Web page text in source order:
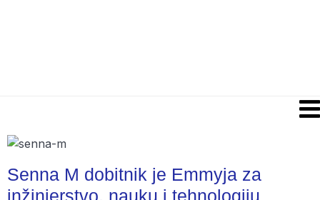
Senna M dobitnik je Emmyja za
inžinjerstvo, nauku i tehnologiju